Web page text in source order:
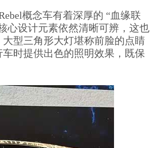
概念车有着深厚的 “血缘联
心设计元素依然清晰可辨，这也
型三角形大灯堪称前脸的点睛
时提供出色的照明效果，既保